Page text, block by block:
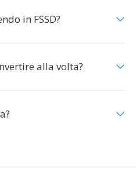
in FSSD?
alla volta?